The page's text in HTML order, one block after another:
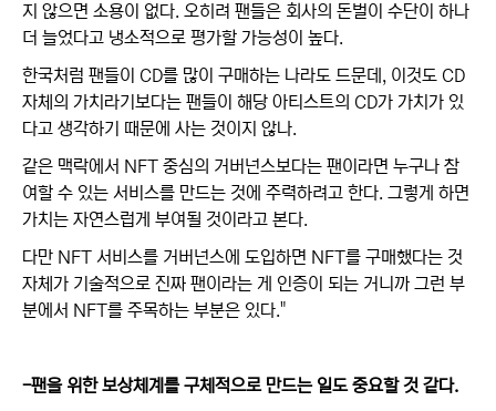
지 않으면 소용이 없다. 오히려 팬들은 회사의 돈벌이 수단이 하나
더 늘었다고 냉소적으로 평가할 가능성이 높다.
한국처럼 팬들이 CD를 많이 구매하는 나라도 드문데, 이것도 CD
자체의 가치라기보다는 팬들이 해당 아티스트의 CD가 가치가 있
다고 생각하기 때문에 사는 것이지 않나.
같은 맥락에서 NFT 중심의 거버넌스보다는 팬이라면 누구나 참
여할 수 있는 서비스를 만드는 것에 주력하려고 한다. 그렇게 하면
가치는 자연스럽게 부여될 것이라고 본다.
다만 NFT 서비스를 거버넌스에 도입하면 NFT를 구매했다는 것
자체가 기술적으로 진짜 팬이라는 게 인증이 되는 거니까 그런 부
분에서 NFT를 주목하는 부분은 있다."
-팬을 위한 보상체계를 구체적으로 만드는 일도 중요할 것 같다.